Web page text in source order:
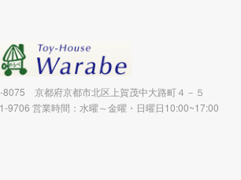
8075 京都府京都市北区上賀茂中大路町４－５
営業時間：水曜～金曜・日曜日10:00~17:00